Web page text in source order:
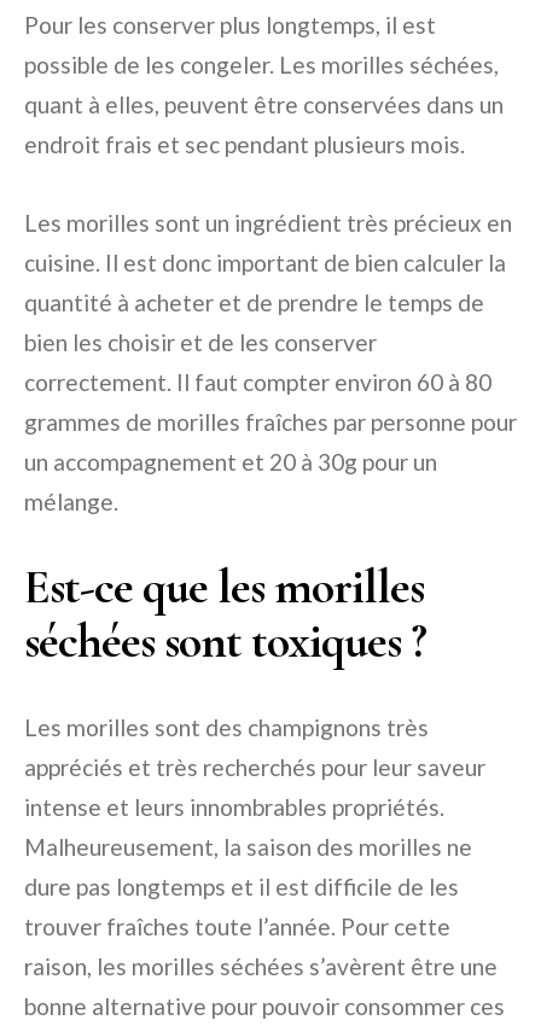
Pour les conserver plus longtemps, il est
possible de les congeler. Les morilles séchées,
quant à elles, peuvent être conservées dans un
endroit frais et sec pendant plusieurs mois.
Les morilles sont un ingrédient très précieux en
cuisine. Il est donc important de bien calculer la
quantité à acheter et de prendre le temps de
bien les choisir et de les conserver
correctement. Il faut compter environ 60 à 80
grammes de morilles fraîches par personne pour
un accompagnement et 20 à 30g pour un
mélange.
Est-ce que les morilles
séchées sont toxiques ?
Les morilles sont des champignons très
appréciés et très recherchés pour leur saveur
intense et leurs innombrables propriétés.
Malheureusement, la saison des morilles ne
dure pas longtemps et il est difficile de les
trouver fraîches toute l’année. Pour cette
raison, les morilles séchées s’avèrent être une
bonne alternative pour pouvoir consommer ces